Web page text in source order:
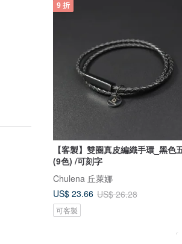
9 折
【客製】雙圈真皮編織手環_黑色
(9色) /可刻字
Chulena 丘萊娜
US$ 23.66 US$ 26.28
可客製